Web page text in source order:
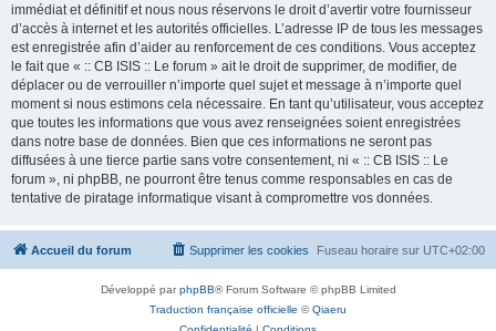
immédiat et définitif et nous nous réservons le droit d’avertir votre fournisseur
d’accès à internet et les autorités officielles. L’adresse IP de tous les messages
est enregistrée afin d’aider au renforcement de ces conditions. Vous acceptez
le fait que « :: CB ISIS :: Le forum » ait le droit de supprimer, de modifier, de
déplacer ou de verrouiller n’importe quel sujet et message à n’importe quel
moment si nous estimons cela nécessaire. En tant qu’utilisateur, vous acceptez
que toutes les informations que vous avez renseignées soient enregistrées
dans notre base de données. Bien que ces informations ne seront pas
diffusées à une tierce partie sans votre consentement, ni « :: CB ISIS :: Le
forum », ni phpBB, ne pourront être tenus comme responsables en cas de
tentative de piratage informatique visant à compromettre vos données.
Accueil du forum Fuseau horaire sur UTC+02:00
Supprimer les cookies
Développé parphpBB® Forum Software © phpBB Limited
Traduction française officielle ©Qiaeru